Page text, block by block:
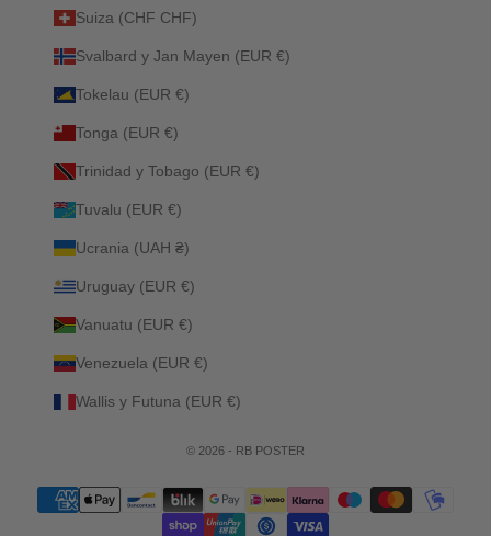
Suiza (CHF CHF)
Svalbard y Jan Mayen (EUR €)
Tokelau (EUR €)
Tonga (EUR €)
Trinidad y Tobago (EUR €)
Tuvalu (EUR €)
Ucrania (UAH ₴)
Uruguay (EUR €)
Vanuatu (EUR €)
Venezuela (EUR €)
Wallis y Futuna (EUR €)
© 2026 - RB POSTER